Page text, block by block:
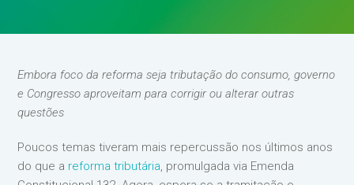
Embora foco da reforma seja tributação do consumo, governo
e Congresso aproveitam para corrigir ou alterar outras
questões
Poucos temas tiveram mais repercussão nos últimos anos
do que a reforma tributária, promulgada via Emenda